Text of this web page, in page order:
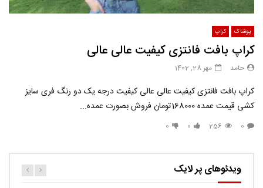
پوشاک کراپ
کراپ بافت فانتزی کیفیت عالی عالی
حامد مهر 28, 1402
کراپ بافت فانتزی کیفیت عالی عالی کیفیت درجه یک دو رنگ فری سایز
کشی قیمت عمده 168000تومان فروش بصورت عمده...
0
256
0
0
ویدئوهای پر لایک